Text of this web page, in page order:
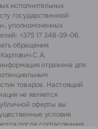
исполнительных
государственной
уполномоченных
+375 17 348-39-06.
обращения
С.А.
отражена для
товаров. Настоящий
не является
оферты вы
условия
после согласования